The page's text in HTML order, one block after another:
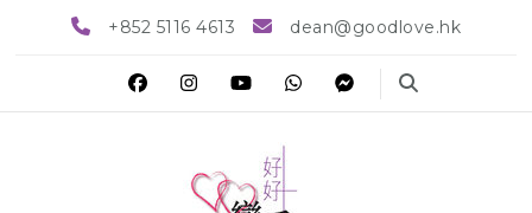
+852 5116 4613 dean@goodlove.hk